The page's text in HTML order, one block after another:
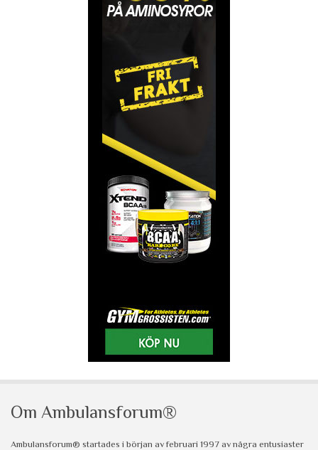
Om Ambulansforum®
Ambulansforum® startades i början av februari 1997 av några entusiaster